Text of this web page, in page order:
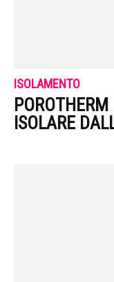
ISOLAMENTO
ISOLARE